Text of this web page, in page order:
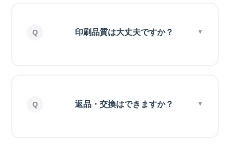
印刷品質は大丈夫ですか？
返品・交換はできますか？